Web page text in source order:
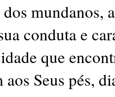
mundanos,
conduta e
que
Seus pés,